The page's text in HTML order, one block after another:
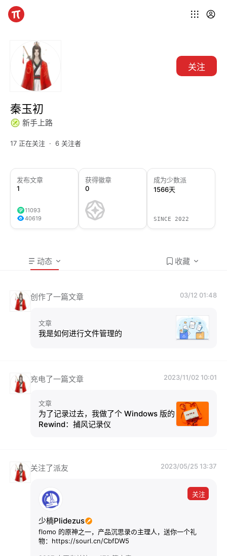
关注
秦玉初
新手上路
17 正在关注 6 关注者
发布文章
1
11093
40619
获得徽章
0
成为少数派
1566天
SINCE 2022
动态 收藏
创作了一篇文章 03/12 01:48
文章
我是如何进行文件管理的
充电了一篇文章 2023/11/02 10:01
文章
为了记录过去，我做了个 Windows 版的
Rewind：捕风记录仪
关注了派友 2023/05/25 13:37
关注
少楠Plidezus
flomo 的原神之一，产品沉思录の主理人，送你一个礼
物：https://sourl.cn/CbfDW5